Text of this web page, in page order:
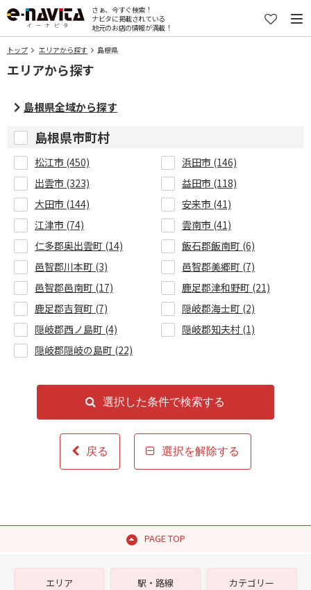
さぁ、今すぐ検索！
ナビタに掲載されている
地元のお店の情報が満載！
トップ エリアから探す 島根県
エリアから探す
島根県全域から探す
島根県市町村
松江市 (450)
浜田市 (146)
出雲市 (323)
益田市 (118)
大田市 (144)
安来市 (41)
江津市 (74)
雲南市 (41)
仁多郡奥出雲町 (14)
飯石郡飯南町 (6)
邑智郡川本町 (3)
邑智郡美郷町 (7)
邑智郡邑南町 (17)
鹿足郡津和野町 (21)
鹿足郡吉賀町 (7)
隠岐郡海士町 (2)
隠岐郡西ノ島町 (4)
隠岐郡知夫村 (1)
隠岐郡隠岐の島町 (22)
戻る
選択した条件で検索する
選択を解除する
PAGE TOP
エリア
駅・路線
カテゴリー